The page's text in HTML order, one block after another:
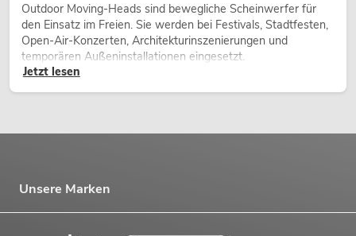
Outdoor Moving-Heads sind bewegliche Scheinwerfer für
den Einsatz im Freien. Sie werden bei Festivals, Stadtfesten,
Open-Air-Konzerten, Architekturinszenierungen und
temporären Außeninstallationen eingesetzt.
Jetzt lesen
Unsere Marken